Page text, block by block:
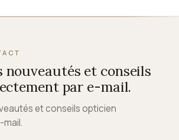
nouveautés et conseils
par e-mail.
et conseils opticien